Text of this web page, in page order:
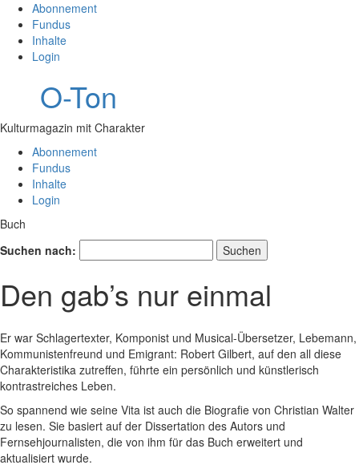
Abonnement
Fundus
Inhalte
Login
O-Ton
Kulturmagazin mit Charakter
Abonnement
Fundus
Inhalte
Login
Buch
Suchen nach:
Den gab’s nur einmal
Er war Schlagertexter, Komponist und Musical-Übersetzer, Lebemann,
Kommunistenfreund und Emigrant: Robert Gilbert, auf den all diese
Charakteristika zutreffen, führte ein persönlich und künstlerisch
kontrastreiches Leben.
So spannend wie seine Vita ist auch die Biografie von Christian Walter
zu lesen. Sie basiert auf der Dissertation des Autors und
Fernsehjournalisten, die von ihm für das Buch erweitert und
aktualisiert wurde.